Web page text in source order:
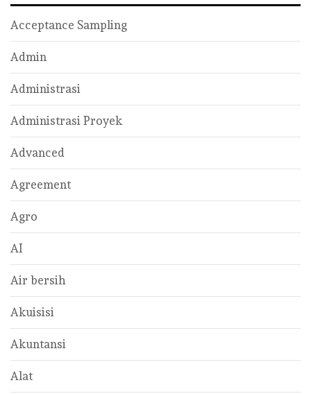
Acceptance Sampling
Admin
Administrasi
Administrasi Proyek
Advanced
Agreement
Agro
AI
Air bersih
Akuisisi
Akuntansi
Alat